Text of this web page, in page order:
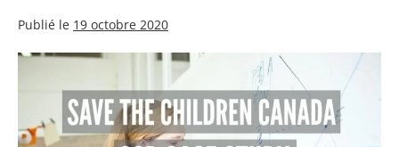
Publié le 19 octobre 2020
Save
Children
Canada